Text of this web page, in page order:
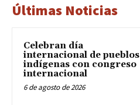
Últimas Noticias
Celebran día
internacional de pueblos
indígenas con congreso
internacional
6 de agosto de 2026